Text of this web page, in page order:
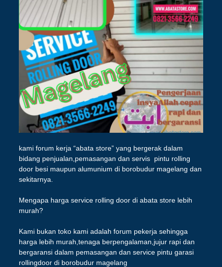
kami forum kerja “abata store” yang bergerak dalam
bidang penjualan,pemasangan dan servis pintu rolling
door besi maupun alumunium di borobudur magelang dan
sekitarnya.
Mengapa harga service rolling door di abata store lebih
murah?
Kami bukan toko kami adalah forum pekerja sehingga
harga lebih murah,tenaga berpengalaman,jujur rapi dan
bergaransi dalam pemasangan dan service pintu garasi
rollingdoor di borobudur magelang